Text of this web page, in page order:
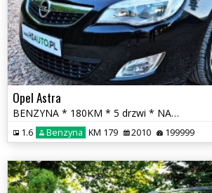
Opel Astra
BENZYNA * 180KM * 5 drzwi * NAWIGACJA * super * oakzja * polecamy
1.6 Benzyna KM 179 2010 199999